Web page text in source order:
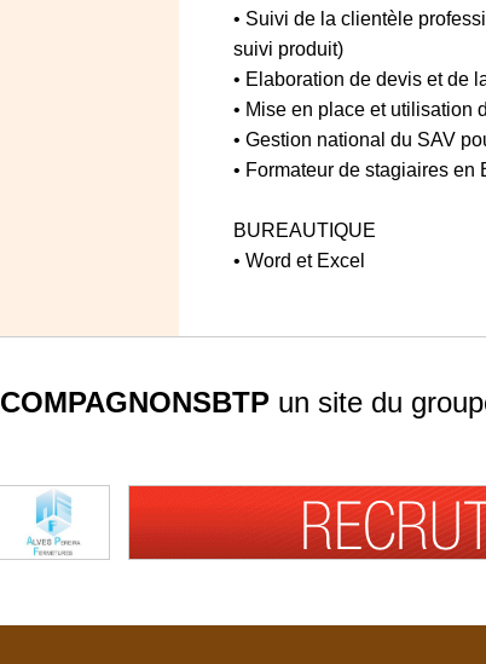
• Suivi de la clientèle
suivi produit)
• Elaboration de devis et de
• Mise en place et utilisation
• Gestion national du SAV
• Formateur de stagiaires
BUREAUTIQUE
• Word et Excel
COMPAGNONSBTP un site du